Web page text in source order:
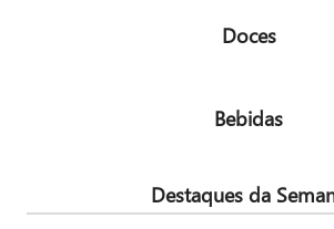
Doces
Bebidas
Destaques da